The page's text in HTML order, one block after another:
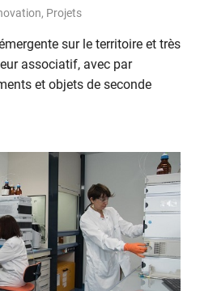
, Projets
sur le territoire et très
associatif, avec par
et objets de seconde